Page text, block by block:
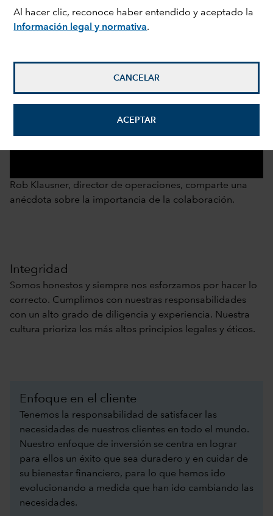
Al hacer clic, reconoce haber entendido y aceptado la
Información legal y normativa.
CANCELAR
ACEPTAR
Rob Klausner, director de operaciones, comparte una
anécdota sobre la importancia de la colaboración.
Integridad
Somos honestos y siempre nos esforzamos por hacer lo
correcto. Cumplimos con nuestras responsabilidades
con un alto grado de diligencia y experiencia. Nuestra
cultura prioriza los más altos principios legales y éticos.
Enfoque en el cliente
Tenemos la responsabilidad de satisfacer las
necesidades de nuestros clientes en todo el mundo.
Nuestro enfoque de inversión se centra en lograr
para ellos un éxito que sea duradero y en cuidar de
su bienestar financiero, para lo que hemos ido
evolucionando a medida que han ido cambiando las
necesidades.